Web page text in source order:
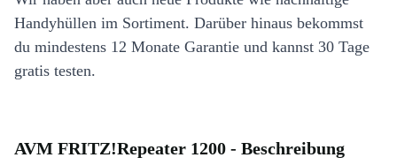
Handyhüllen im Sortiment. Darüber hinaus bekommst
du mindestens 12 Monate Garantie und kannst 30 Tage
gratis testen.
AVM FRITZ!Repeater 1200 - Beschreibung